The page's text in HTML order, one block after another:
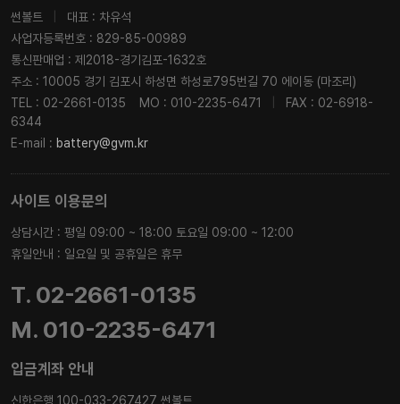
썬볼트
대표 : 차유석
사업자등록번호 : 829-85-00989
통신판매업 : 제2018-경기김포-1632호
주소 : 10005 경기 김포시 하성면 하성로795번길 70 에이동 (마조리)
TEL : 02-2661-0135
MO : 010-2235-6471
FAX : 02-6918-
6344
E-mail : battery@gvm.kr
사이트 이용문의
상담시간 : 평일 09:00 ~ 18:00 토요일 09:00 ~ 12:00
휴일안내 : 일요일 및 공휴일은 휴무
T. 02-2661-0135
M. 010-2235-6471
입금계좌 안내
신한은행 100-033-267427 썬볼트